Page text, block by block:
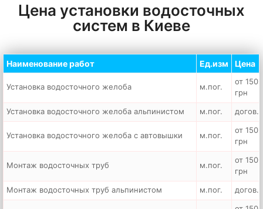
Цена установки водосточных
систем в Киеве
Наименование работ Ед.изм Цена
Установка водосточного желоба м.пог.
от 150
грн
Установка водосточного желоба альпинистом
м.пог. догов.
Установка водосточного желоба с автовышки м.пог.
от 150
грн
Монтаж водосточных труб м.пог.
от 150
грн
Монтаж водосточных труб альпинистом
м.пог. догов.